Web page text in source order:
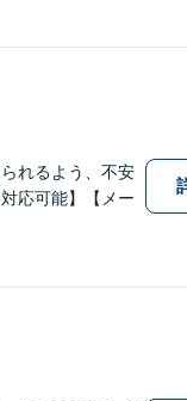
れるよう、不安
応可能】【メー